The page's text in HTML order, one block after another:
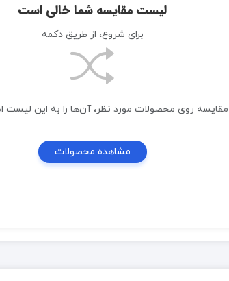
لیست مقایسه شما خالی است
برای شروع، از طریق دکمه
مقایسه روی محصولات مورد نظر، آن‌ها را به این لیست
مشاهده محصولات